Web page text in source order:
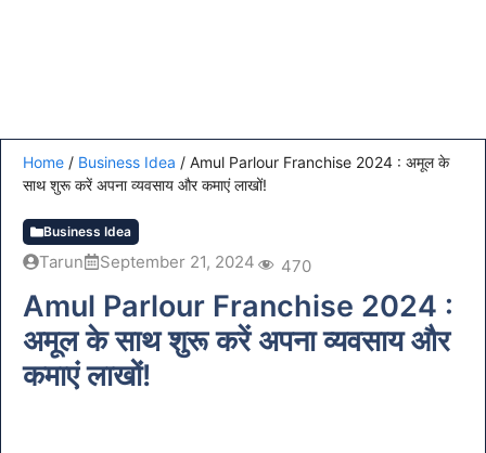
Home / Business Idea / Amul Parlour Franchise 2024 : अमूल के
साथ शुरू करें अपना व्यवसाय और कमाएं लाखों!
Business Idea
Tarun September 21, 2024 470
Amul Parlour Franchise 2024 :
अमूल के साथ शुरू करें अपना व्यवसाय और
कमाएं लाखों!